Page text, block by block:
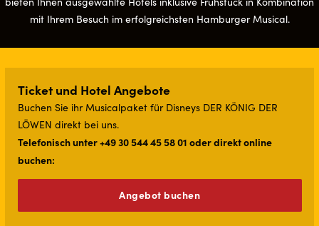
mit Ihrem Besuch im erfolgreichsten Hamburger Musical.
Ticket und Hotel Angebote
Buchen Sie ihr Musicalpaket für Disneys DER KÖNIG DER
LÖWEN direkt bei uns.
Telefonisch unter +49 30 544 45 58 01 oder direkt online
buchen:
Angebot buchen